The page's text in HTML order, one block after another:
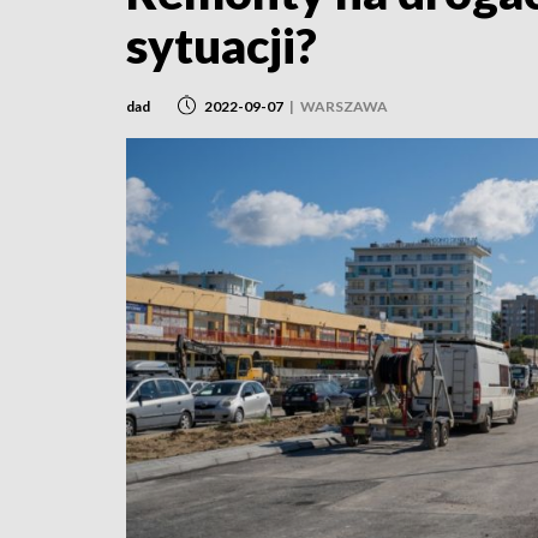
sytuacji?
dad 2022-09-07 | WARSZAWA